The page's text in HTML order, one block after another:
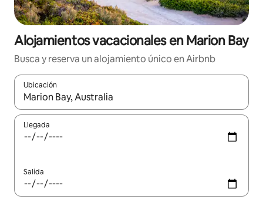
Alojamientos vacacionales en Marion Bay
Busca y reserva un alojamiento único en Airbnb
Ubicación
Cuando los resultados estén disponibles, podrás navegar
Llegada
Salida